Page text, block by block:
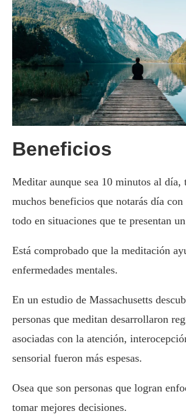
Beneficios
Meditar aunque sea 10 minutos al día,
muchos beneficios que notarás día
todo en situaciones que te presentan
Está comprobado que la meditación
enfermedades mentales.
En un estudio de Massachusetts
personas que meditan desarrollaron
asociadas con la atención,
sensorial fueron más espesas.
Osea que son personas que logran
tomar mejores decisiones.